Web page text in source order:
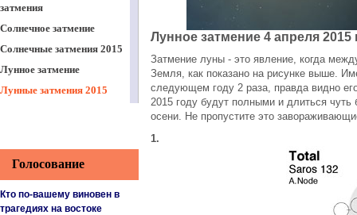
Лунное затмение 4 апреля 2015
Затмение луны - это явление, когда
Земля, как показано на рисунке выше.
следующем году 2 раза, правда видно
2015 году будут полными и длиться
осени. Не пропустите это
1.
затмения
Солнечное затмение
Солнечные затмения 2015
Лунное затмение
Лунные затмения 2015
Лунный календарь
стрижки волос
календарь
Голосование
Кто по-вашему виновен в
трагедиях на востоке